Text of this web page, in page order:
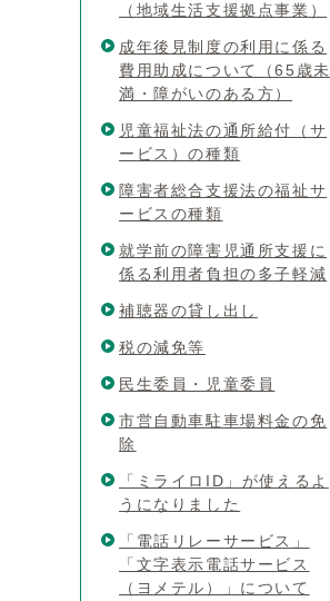
（地域生活支援拠点事業）
成年後見制度の利用に係る
費用助成について（65歳未
満・障がいのある方）
児童福祉法の通所給付（サ
ービス）の種類
障害者総合支援法の福祉サ
ービスの種類
就学前の障害児通所支援に
係る利用者負担の多子軽減
補聴器の貸し出し
税の減免等
民生委員・児童委員
市営自動車駐車場料金の免
除
「ミライロID」が使えるよ
うになりました
「電話リレーサービス」
「文字表示電話サービス
（ヨメテル）」について